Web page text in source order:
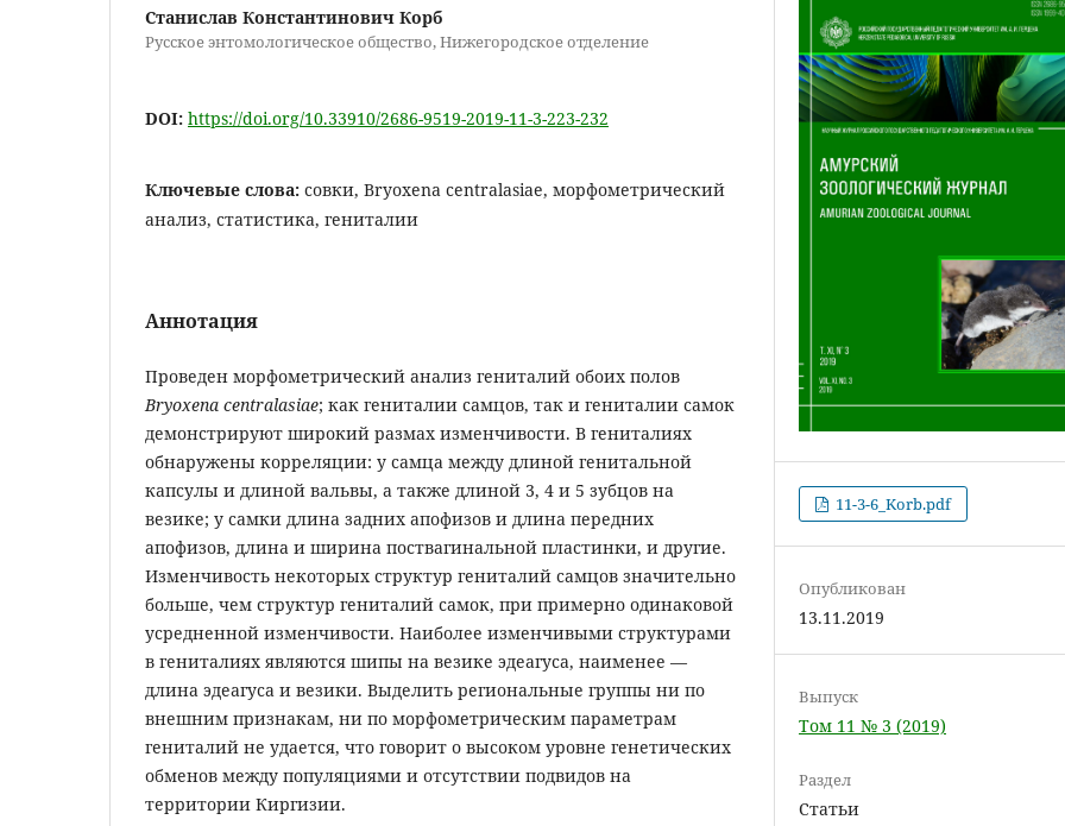
Станислав Константинович Корб
Русское энтомологическое общество, Нижегородское отделение
DOI: https://doi.org/10.33910/2686-9519-2019-11-3-223-232
Ключевые слова: совки, Bryoxena centralasiae, морфометрический
анализ, статистика, гениталии
Аннотация
Проведен морфометрический анализ гениталий обоих полов
Bryoxena centralasiae; как гениталии самцов, так и гениталии самок
демонстрируют широкий размах изменчивости. В гениталиях
обнаружены корреляции: у самца между длиной генитальной
капсулы и длиной вальвы, а также длиной 3, 4 и 5 зубцов на
везике; у самки длина задних апофизов и длина передних
апофизов, длина и ширина поствагинальной пластинки, и другие.
Изменчивость некоторых структур гениталий самцов значительно
больше, чем структур гениталий самок, при примерно одинаковой
усредненной изменчивости. Наиболее изменчивыми структурами
в гениталиях являются шипы на везике эдеагуса, наименее —
длина эдеагуса и везики. Выделить региональные группы ни по
внешним признакам, ни по морфометрическим параметрам
гениталий не удается, что говорит о высоком уровне генетических
обменов между популяциями и отсутствии подвидов на
территории Киргизии.
11-3-6_Korb.pdf
Опубликован
13.11.2019
Выпуск
Том 11 № 3 (2019)
Раздел
Статьи